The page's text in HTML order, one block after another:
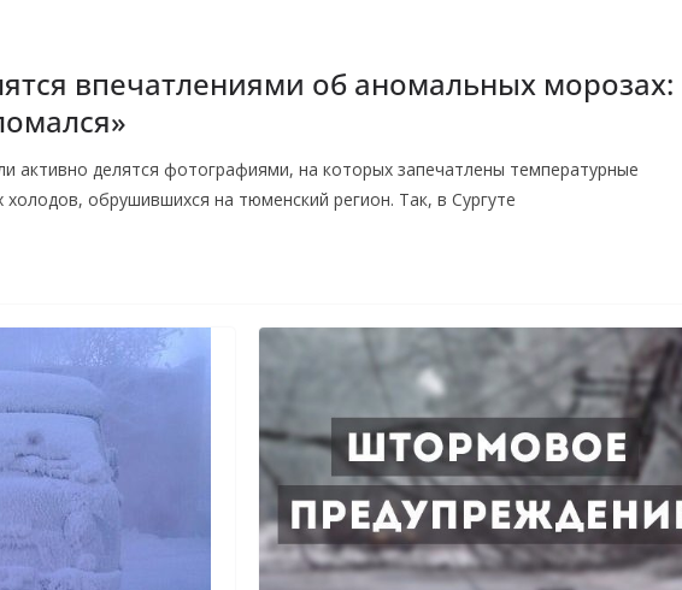
впечатлениями об аномальных морозах:
активно делятся фотографиями, на которых запечатлены температурные
обрушившихся на тюменский регион. Так, в Сургуте